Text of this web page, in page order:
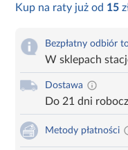
Kup na raty już od 15
Bezpłatny odbiór
W sklepach
Dostawa
Do 21 dni
Metody płatności